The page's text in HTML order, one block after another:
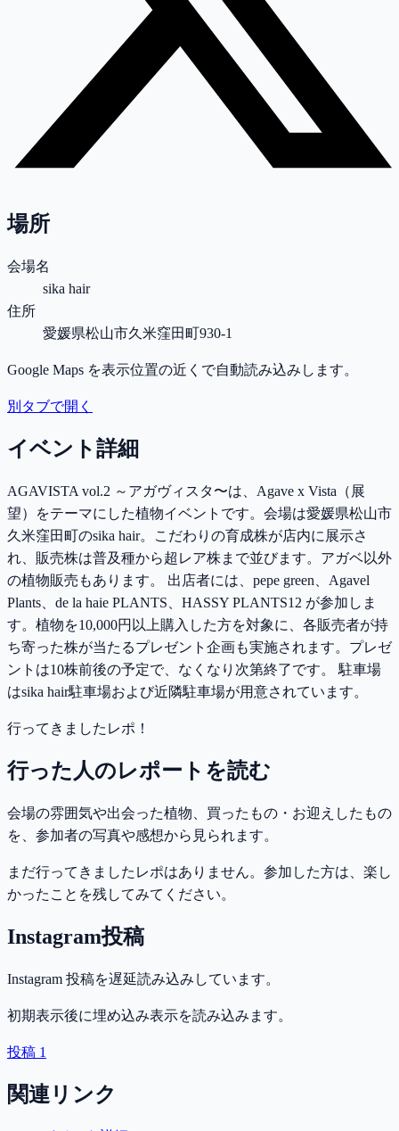
場所
会場名
sika hair
住所
愛媛県松山市久米窪田町930-1
Google Maps を表示位置の近くで自動読み込みします。
別タブで開く
イベント詳細
AGAVISTA vol.2 ～アガヴィスタ〜は、Agave x Vista（展
望）をテーマにした植物イベントです。会場は愛媛県松山市
久米窪田町のsika hair。こだわりの育成株が店内に展示さ
れ、販売株は普及種から超レア株まで並びます。アガベ以外
の植物販売もあります。 出店者には、pepe green、Agavel
Plants、de la haie PLANTS、HASSY PLANTS12 が参加しま
す。植物を10,000円以上購入した方を対象に、各販売者が持
ち寄った株が当たるプレゼント企画も実施されます。プレゼ
ントは10株前後の予定で、なくなり次第終了です。 駐車場
はsika hair駐車場および近隣駐車場が用意されています。
行ってきましたレポ！
行った人のレポートを読む
会場の雰囲気や出会った植物、買ったもの・お迎えしたもの
を、参加者の写真や感想から見られます。
まだ行ってきましたレポはありません。参加した方は、楽し
かったことを残してみてください。
Instagram投稿
Instagram 投稿を遅延読み込みしています。
初期表示後に埋め込み表示を読み込みます。
投稿 1
関連リンク